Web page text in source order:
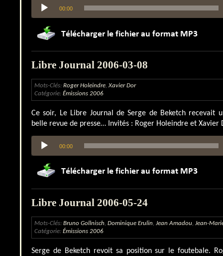
audio
00:00
Libre Journal 2006-03-08
Mots-Clés: Roger Holeindre,Xavier Dor
Catégorie: Émissions 2006
Ce soir, Le Libre Journal de Serge de Beketch recevait
belle revue de presse… Invités : Roger Holeindre et Xavier
Lecteur
audio
00:00
Libre Journal 2006-05-24
Mots-Clés: Bruno Gollnisch, Dominique Erulin, Jean Amadou, Jean-
Catégorie: Émissions 2006
Serge de Beketch revoit sa position sur le foutebale.